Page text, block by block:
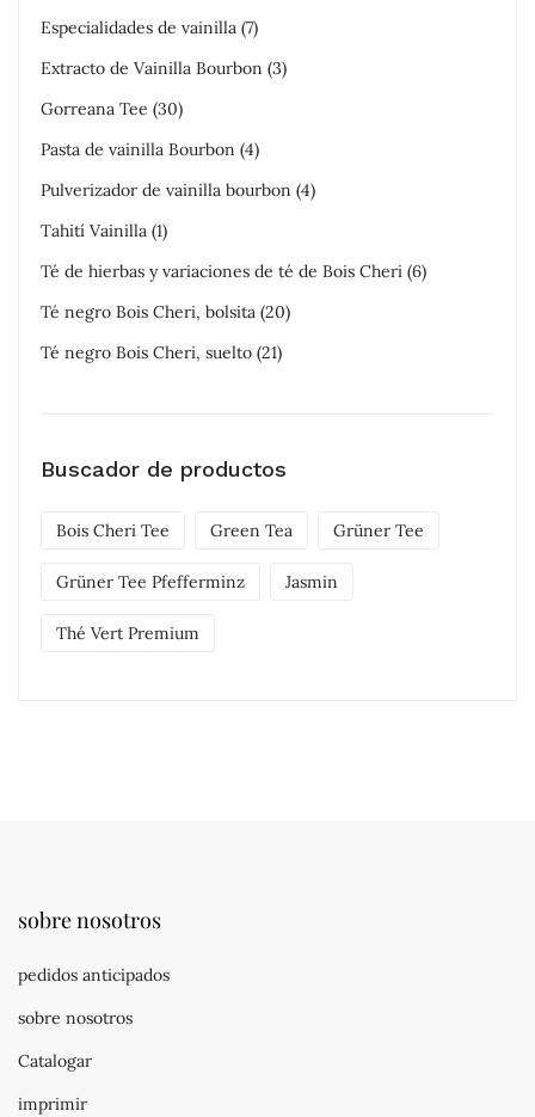
Especialidades de vainilla (7)
Extracto de Vainilla Bourbon (3)
Gorreana Tee (30)
Pasta de vainilla Bourbon (4)
Pulverizador de vainilla bourbon (4)
Tahití Vainilla (1)
Té de hierbas y variaciones de té de Bois Cheri (6)
Té negro Bois Cheri, bolsita (20)
Té negro Bois Cheri, suelto (21)
Buscador de productos
Bois Cheri Tee Green Tea Grüner Tee
Grüner Tee Pfefferminz Jasmin
Thé Vert Premium
sobre nosotros
pedidos anticipados
sobre nosotros
Catalogar
imprimir